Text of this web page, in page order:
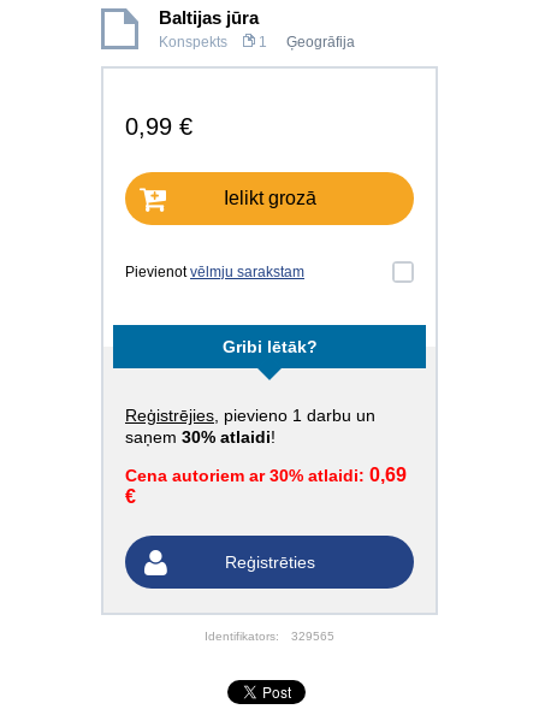
Baltijas jūra
Konspekts 1 Ģeogrāfija
0,99 €
Ielikt grozā
Pievienotvēlmju sarakstam
Gribi lētāk?
Reģistrējies , pievieno 1 darbu un
saņem 30% atlaidi!
Cena autoriem ar 30% atlaidi: 0,69
€
Reģistrēties
Identifikators: 329565